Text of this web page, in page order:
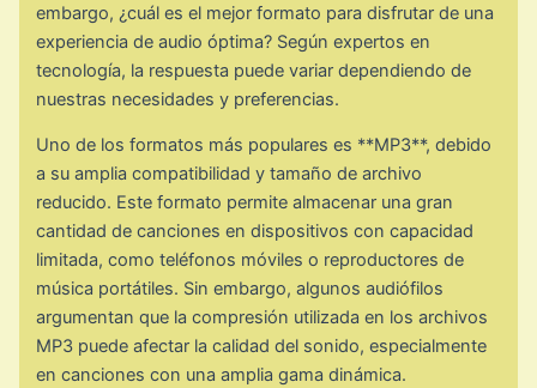
embargo, ¿cuál es el mejor formato para disfrutar de una
experiencia de audio óptima? Según expertos en
tecnología, la respuesta puede variar dependiendo de
nuestras necesidades y preferencias.
Uno de los formatos más populares es **MP3**, debido
a su amplia compatibilidad y tamaño de archivo
reducido. Este formato permite almacenar una gran
cantidad de canciones en dispositivos con capacidad
limitada, como teléfonos móviles o reproductores de
música portátiles. Sin embargo, algunos audiófilos
argumentan que la compresión utilizada en los archivos
MP3 puede afectar la calidad del sonido, especialmente
en canciones con una amplia gama dinámica.